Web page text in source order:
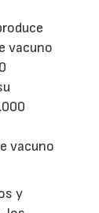
vacuno
vacuno
y